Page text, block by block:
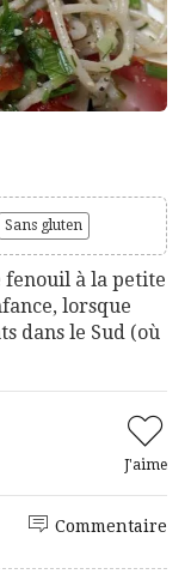
Sans gluten
fenouil à la petite
lorsque
dans le Sud (où
J'aime
Commentaire